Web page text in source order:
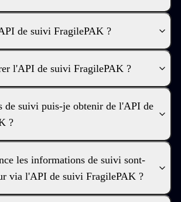
de suivi FragilePAK ?
l'API de suivi FragilePAK ?
de suivi puis-je obtenir de l'API de
?
les informations de suivi sont-
via l'API de suivi FragilePAK ?